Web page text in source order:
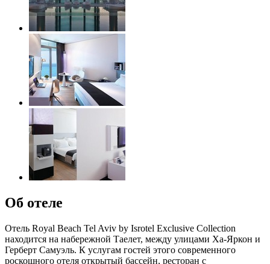
Об отеле
Отель Royal Beach Tel Aviv by Isrotel Exclusive Collection
находится на набережной Таелет, между улицами Ха-Яркон и
Герберт Самуэль. К услугам гостей этого современного
роскошного отеля открытый бассейн, ресторан с